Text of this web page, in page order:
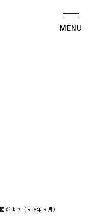
MENU
園だより（Ｒ６年９月）